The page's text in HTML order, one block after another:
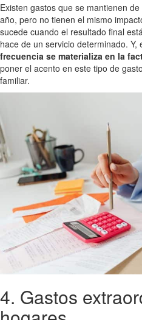
Existen gastos que se mantienen
año, pero no tienen el mismo
sucede cuando el resultado final
hace de un servicio determinado. Y,
frecuencia se materializa en la
poner el acento en este tipo de
familiar.
4. Gastos